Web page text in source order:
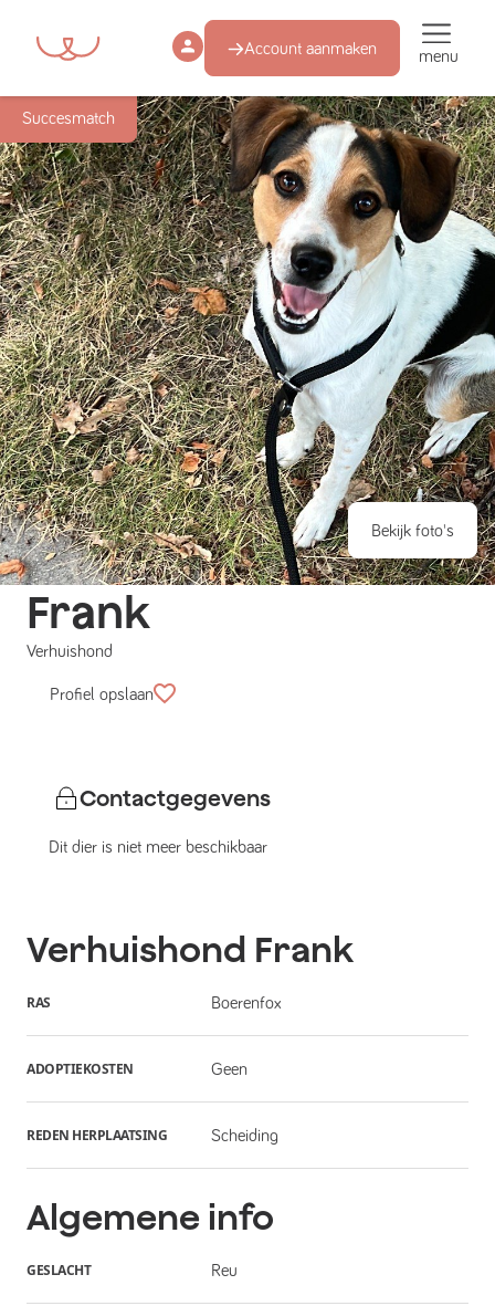
Account aanmaken menu
Succesmatch
Bekijk foto's
Frank
Verhuishond
Profiel opslaan
Contactgegevens
Dit dier is niet meer beschikbaar
Verhuishond Frank
RAS Boerenfox
ADOPTIEKOSTEN Geen
REDEN HERPLAATSING Scheiding
Algemene info
GESLACHT Reu